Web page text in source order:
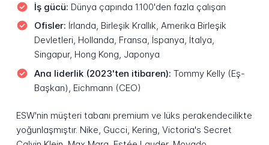
İş gücü: Dünya çapında 1.100'den fazla çalışan
Ofisler: İrlanda, Birleşik Krallık, Amerika Birleşik
Devletleri, Hollanda, Fransa, İspanya, İtalya,
Singapur, Hong Kong, Japonya
Ana liderlik (2023'ten itibaren): Tommy Kelly (Eş-
Başkan), Eichmann (CEO)
ESW'nin müşteri tabanı premium ve lüks perakendecilikte
yoğunlaşmıştır. Nike, Gucci, Kering, Victoria's Secret